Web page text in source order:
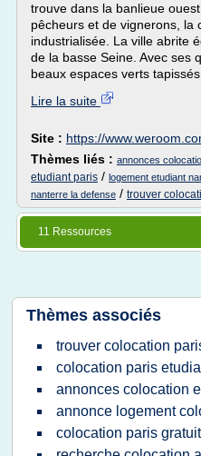
trouve dans la banlieue
pêcheurs et de vignerons, la
industrialisée. La ville abrite
de la basse Seine. Avec ses
beaux espaces verts
Lire la suite
Site : https://
Thèmes liés : annonces
etudiant paris / logement etudiant
nanterre la defense / trouver
11 Ressources
Thèmes associés
trouver colocation
colocation paris
annonces colocation
annonce logement
colocation paris gratuit